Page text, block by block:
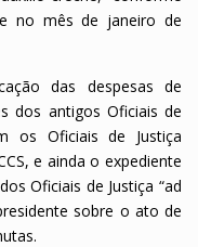
no mês de janeiro de
das despesas de
dos antigos Oficiais de
os Oficiais de Justiça
e ainda o expediente
Oficiais de Justiça “ad
sobre o ato de